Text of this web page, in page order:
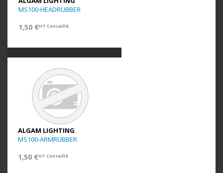
MS100-HEADRUBBER
1,50 €HT Conseillé
ALGAM LIGHTING
MS100-ARMRUBBER
1,50 €HT Conseillé